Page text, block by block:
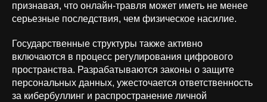
признавая, что онлайн-травля может иметь не менее
серьезные последствия, чем физическое насилие.
Государственные структуры также активно
включаются в процесс регулирования цифрового
пространства. Разрабатываются законы о защите
персональных данных, ужесточается ответственность
за кибербуллинг и распространение личной
ООО «Орион Солюшенс», ИНН
г. Москва, ул. Остоженка, д. 10